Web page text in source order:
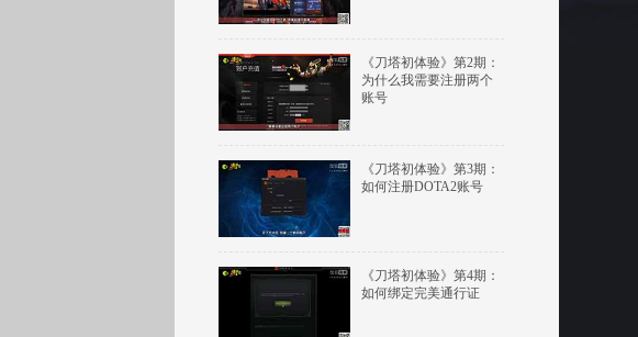
《刀塔初体验》第2期：
为什么我需要注册两个
账号
《刀塔初体验》第3期：
如何注册DOTA2账号
《刀塔初体验》第4期：
如何绑定完美通行证